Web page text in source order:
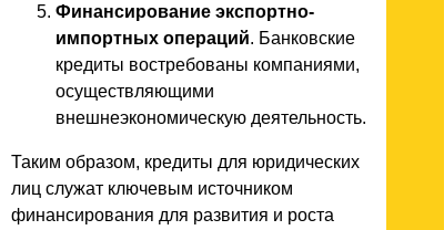
Финансирование экспортно-
импортных операций. Банковские
кредиты востребованы компаниями,
осуществляющими
внешнеэкономическую деятельность.
Таким образом, кредиты для юридических
лиц служат ключевым источником
финансирования для развития и роста